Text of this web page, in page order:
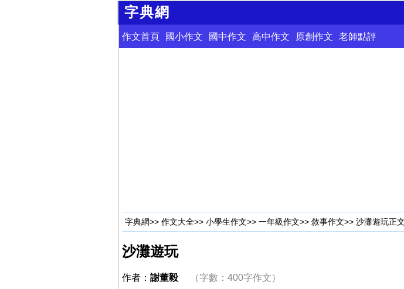
字典網
作文首頁 國小作文 國中作文 高中作文 原創作文 老師點評
字典網>> 作文大全>> 小學生作文>> 一年級作文>> 敘事作文>> 沙灘遊玩正文
沙灘遊玩
作者： 謝董毅 （字數：400字作文）